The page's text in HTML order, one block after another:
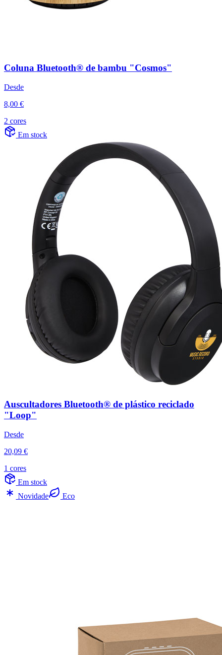
Coluna Bluetooth® de bambu "Cosmos"
Desde
8,00 €
2 cores
Em stock
Auscultadores Bluetooth® de plástico reciclado
"Loop"
Desde
20,09 €
1 cores
Em stock
Novidade
Eco